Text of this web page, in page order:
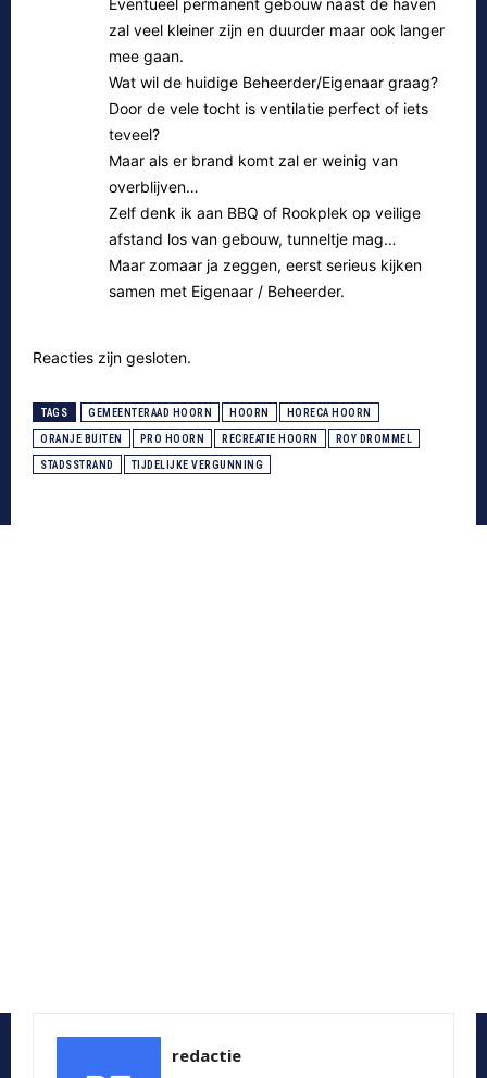
Eventueel permanent gebouw naast de haven
zal veel kleiner zijn en duurder maar ook langer
mee gaan.
Wat wil de huidige Beheerder/Eigenaar graag?
Door de vele tocht is ventilatie perfect of iets
teveel?
Maar als er brand komt zal er weinig van
overblijven…
Zelf denk ik aan BBQ of Rookplek op veilige
afstand los van gebouw, tunneltje mag…
Maar zomaar ja zeggen, eerst serieus kijken
samen met Eigenaar / Beheerder.
Reacties zijn gesloten.
TAGS GEMEENTERAAD HOORN HOORN HORECA HOORN
ORANJE BUITEN PRO HOORN RECREATIE HOORN ROY DROMMEL
STADSSTRAND TIJDELIJKE VERGUNNING
redactie